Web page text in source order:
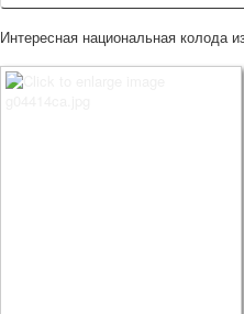
Интересная национальная колода